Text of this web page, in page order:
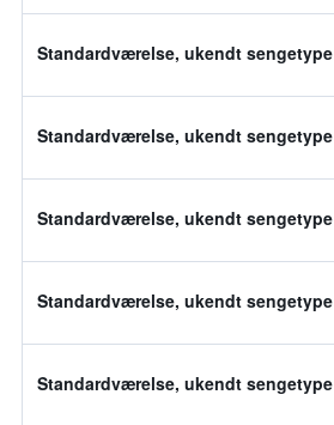
Standardværelse, ukendt sengetype
Standardværelse, ukendt sengetype
Standardværelse, ukendt sengetype
Standardværelse, ukendt sengetype
Standardværelse, ukendt sengetype